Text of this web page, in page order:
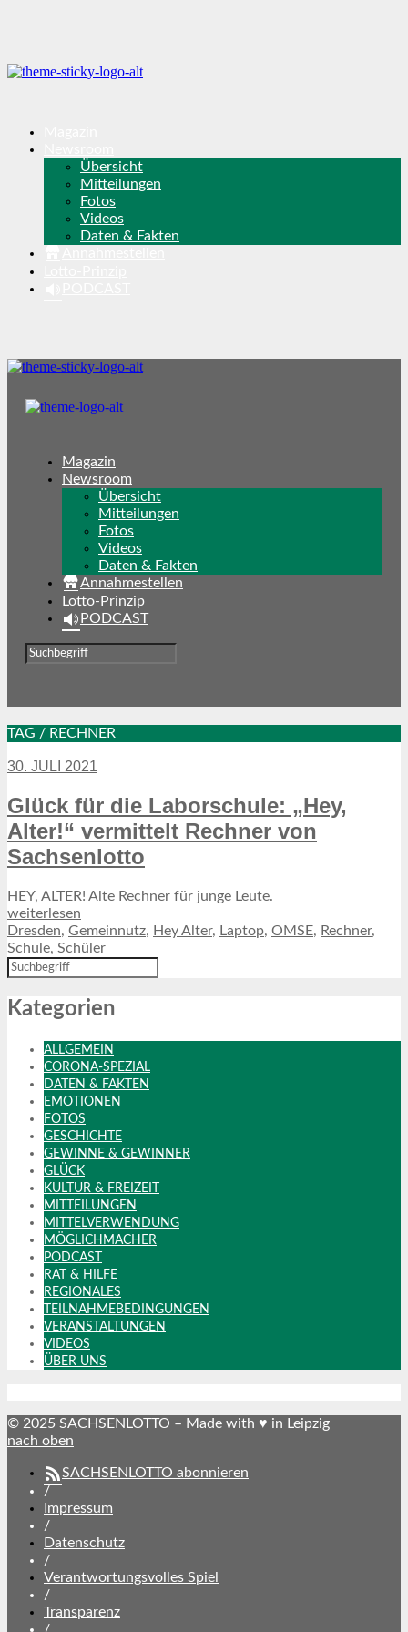
Übersicht
Mitteilungen
Fotos
Videos
Daten & Fakten
Magazin
Newsroom
Übersicht
Mitteilungen
Fotos
Videos
Daten & Fakten
Annahmestellen
Lotto-Prinzip
PODCAST
TAG / RECHNER
30. JULI 2021
Glück für die Laborschule: „Hey,
Alter!“ vermittelt Rechner von
Sachsenlotto
HEY, ALTER! Alte Rechner für junge Leute.
weiterlesen
Dresden, Gemeinnutz, Hey Alter, Laptop, OMSE, Rechner,
Schule, Schüler
Kategorien
ALLGEMEIN
CORONA-SPEZIAL
DATEN & FAKTEN
EMOTIONEN
FOTOS
GESCHICHTE
GEWINNE & GEWINNER
GLÜCK
KULTUR & FREIZEIT
MITTEILUNGEN
MITTELVERWENDUNG
MÖGLICHMACHER
PODCAST
RAT & HILFE
REGIONALES
TEILNAHMEBEDINGUNGEN
VERANSTALTUNGEN
VIDEOS
ÜBER UNS
© 2025 SACHSENLOTTO – Made with ♥ in Leipzig
nach oben
SACHSENLOTTO abonnieren
/
Impressum
/
Datenschutz
/
Verantwortungsvolles Spiel
/
Transparenz
/